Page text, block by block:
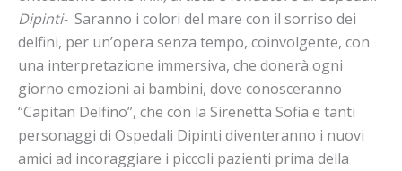
Dipinti- Saranno i colori del mare con il sorriso dei
delfini, per un’opera senza tempo, coinvolgente, con
una interpretazione immersiva, che donerà ogni
giorno emozioni ai bambini, dove conosceranno
“Capitan Delfino”, che con la Sirenetta Sofia e tanti
personaggi di Ospedali Dipinti diventeranno i nuovi
amici ad incoraggiare i piccoli pazienti prima della